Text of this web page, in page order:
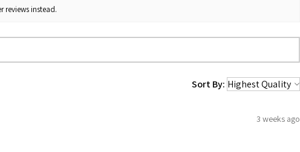
reviews instead.
Sort By:
3 weeks ago